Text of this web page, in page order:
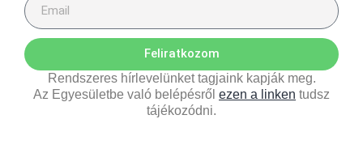
Feliratkozom
Rendszeres hírlevelünket tagjaink kapják meg.
Az Egyesületbe való belépésről ezen a linken tudsz
tájékozódni.